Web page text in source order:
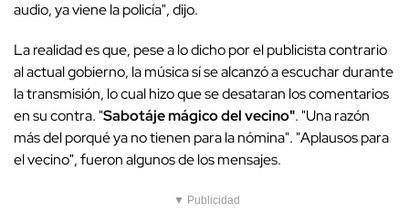
audio, ya viene la policía", dijo.
La realidad es que, pese a lo dicho por el publicista contrario
al actual gobierno, la música sí se alcanzó a escuchar durante
la transmisión, lo cual hizo que se desataran los comentarios
en su contra. "Sabotáje mágico del vecino". "Una razón
más del porqué ya no tienen para la nómina". "Aplausos para
el vecino", fueron algunos de los mensajes.
▼ Publicidad